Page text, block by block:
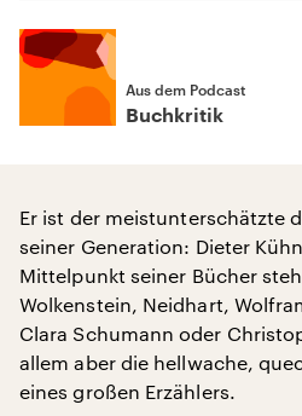
Aus dem Podcast
Buchkritik
Er ist der meistunterschätzte
seiner Generation: Dieter
Mittelpunkt seiner Bücher
Wolkenstein, Neidhart,
Clara Schumann oder
allem aber die hellwache,
eines großen Erzählers.